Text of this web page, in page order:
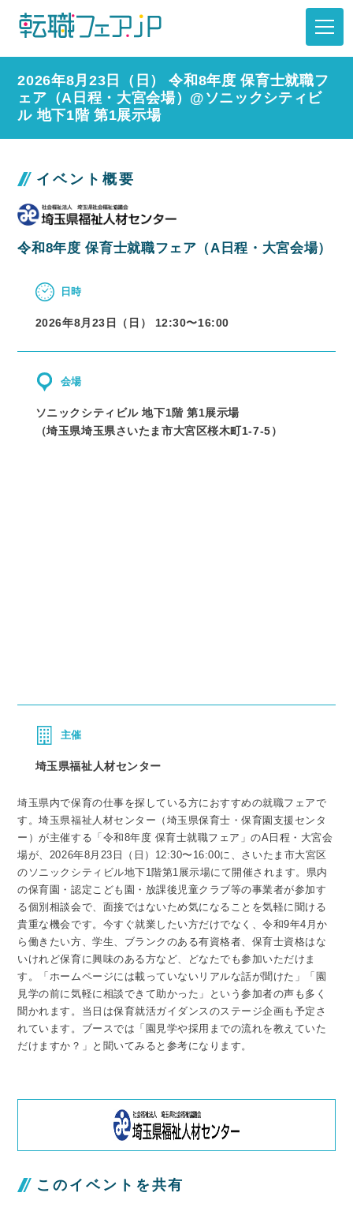
2026年8月23日（日） 令和8年度 保育士就職フ
ェア（A日程・大宮会場）@ソニックシティビ
ル 地下1階 第1展示場
イベント概要
令和8年度 保育士就職フェア（A日程・大宮会場）
日時
2026年8月23日（日） 12:30〜16:00
会場
ソニックシティビル 地下1階 第1展示場
（埼玉県埼玉県さいたま市大宮区桜木町1-7-5）
主催
埼玉県福祉人材センター
埼玉県内で保育の仕事を探している方におすすめの就職フェアで
す。埼玉県福祉人材センター（埼玉県保育士・保育園支援センタ
ー）が主催する「令和8年度 保育士就職フェア」のA日程・大宮会
場が、2026年8月23日（日）12:30〜16:00に、さいたま市大宮区
のソニックシティビル地下1階第1展示場にて開催されます。県内
の保育園・認定こども園・放課後児童クラブ等の事業者が参加す
る個別相談会で、面接ではないため気になることを気軽に聞ける
貴重な機会です。今すぐ就業したい方だけでなく、令和9年4月か
ら働きたい方、学生、ブランクのある有資格者、保育士資格はな
いけれど保育に興味のある方など、どなたでも参加いただけま
す。「ホームページには載っていないリアルな話が聞けた」「園
見学の前に気軽に相談できて助かった」という参加者の声も多く
聞かれます。当日は保育就活ガイダンスのステージ企画も予定さ
れています。ブースでは「園見学や採用までの流れを教えていた
だけますか？」と聞いてみると参考になります。
このイベントを共有